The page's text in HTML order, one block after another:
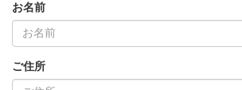
お名前
ご住所